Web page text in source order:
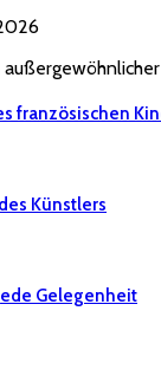
französischen
Künstlers
Gelegenheit